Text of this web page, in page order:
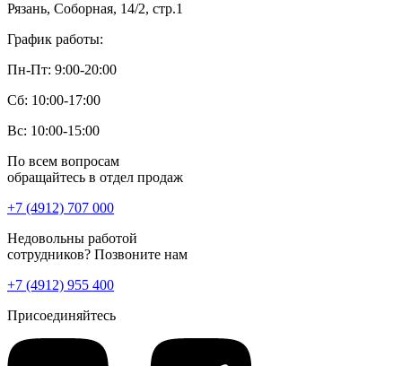
Рязань, Соборная, 14/2, стр.1
График работы:
Пн-Пт: 9:00-20:00
Сб: 10:00-17:00
Вс: 10:00-15:00
По всем вопросам
обращайтесь в отдел продаж
+7 (4912) 707 000
Недовольны работой
сотрудников? Позвоните нам
+7 (4912) 955 400
Присоединяйтесь